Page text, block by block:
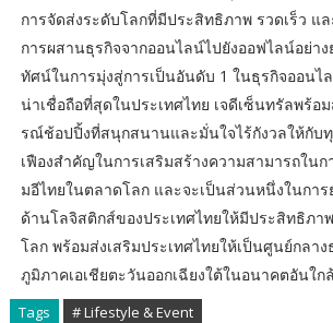
การจัดส่งระดับโลกที่มีประสิทธิภาพ รวดเร็ว แ
การผสานธุรกิจจากออนไลน์ไปยังออฟไลน์อย่าง
ทัศน์ในการมุ่งสู่การเป็นอันดับ 1 ในธุรกิจออน
น่าเชื่อถือที่สุดในประเทศไทย เจดีเซ็นทรัลพร้อ
รณ์ช้อปปิ้งที่สนุกสนานและมั่นใจไร้กังวลให้กับ
เฟืองสำคัญในการเสริมสร้างความสามารถในก
มอีไทยในตลาดโลก และจะเป็นส่วนหนึ่งในการ
ด้านโลจิสติกส์ของประเทศไทยให้มีประสิทธิภา
โลก พร้อมส่งเสริมประเทศไทยให้เป็นศูนย์กลา
ภูมิภาคเอเชียตะวันออกเฉียงใต้ในอนาคตอันใก
Tags # Lifestyle & Event